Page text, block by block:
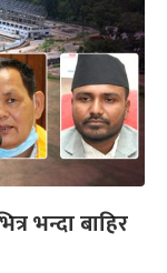
भन्दा बाहिर